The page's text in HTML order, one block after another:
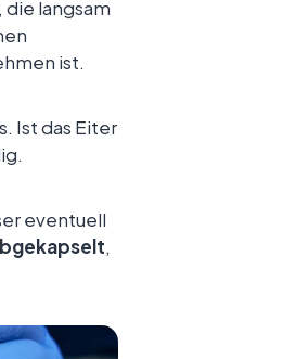
langsam
ist.
Ist das Eiter
eventuell
,